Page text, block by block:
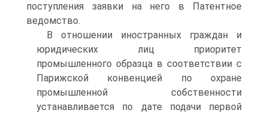
поступления заявки на него в Патентное
ведомство.
В отношении иностранных граждан и
юридических лиц приоритет
промышленного образца в соответствии с
Парижской конвенцией по охране
промышленной собственности
устанавливается по дате подачи первой